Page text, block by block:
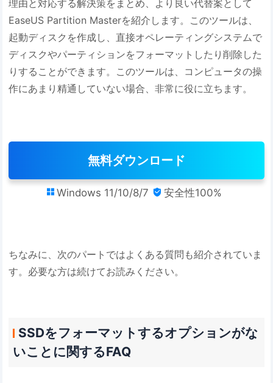
理由と対応する解決策をまとめ、より良い代替案として
EaseUS Partition Masterを紹介します。このツールは、
起動ディスクを作成し、直接オペレーティングシステムで
ディスクやパーティションをフォーマットしたり削除した
りすることができます。このツールは、コンピュータの操
作にあまり精通していない場合、非常に役に立ちます。
無料ダウンロード
 Windows 11/10/8/7  安全性100%
ちなみに、次のパートではよくある質問も紹介されていま
す。必要な方は続けてお読みください。
SSDをフォーマットするオプションがな
いことに関するFAQ